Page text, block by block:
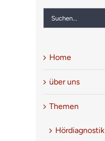
Suche
nach:
Home
über uns
Themen
Hördiagnostik